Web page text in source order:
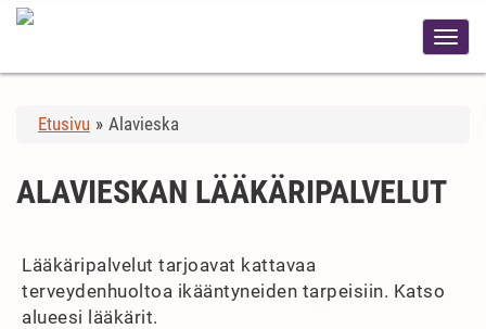
Etusivu » Alavieska
ALAVIESKAN LÄÄKÄRIPALVELUT
Lääkäripalvelut tarjoavat kattavaa
terveydenhuoltoa ikääntyneiden tarpeisiin. Katso
alueesi lääkärit.